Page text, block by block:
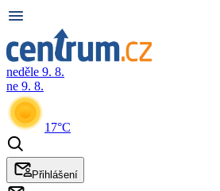
neděle 9. 8.
ne 9. 8.
17°C
Přihlášení